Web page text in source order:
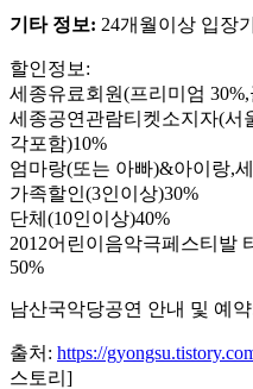
기타 정보: 24개월이상 입장
할인정보:
세종유료회원(프리미엄 30%,
세종공연관람티켓소지자(서
각포함)10%
엄마랑(또는 아빠)&아이랑,
가족할인(3인이상)30%
단체(10인이상)40%
2012어린이음악극페스티발
50%
남산국악당공연 안내 및 예
출처: https://
스토리]